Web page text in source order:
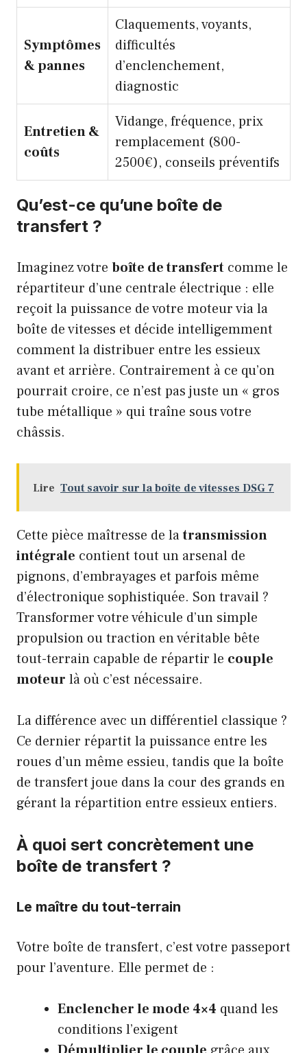
Symptômes
& pannes
Claquements, voyants,
difficultés
d’enclenchement,
diagnostic
Entretien &
coûts
Vidange, fréquence, prix
remplacement (800-
2500€), conseils préventifs
Qu’est-ce qu’une boîte de
transfert ?
Imaginez votre boîte de transfert comme le
répartiteur d’une centrale électrique : elle
reçoit la puissance de votre moteur via la
boîte de vitesses et décide intelligemment
comment la distribuer entre les essieux
avant et arrière. Contrairement à ce qu’on
pourrait croire, ce n’est pas juste un « gros
tube métallique » qui traîne sous votre
châssis.
Lire Tout savoir sur la boîte de vitesses DSG 7
Cette pièce maîtresse de latransmission
intégrale contient tout un arsenal de
pignons, d’embrayages et parfois même
d’électronique sophistiquée. Son travail ?
Transformer votre véhicule d’un simple
propulsion ou traction en véritable bête
tout-terrain capable de répartir le couple
moteur là où c’est nécessaire.
La différence avec un différentiel classique ?
Ce dernier répartit la puissance entre les
roues d’un même essieu, tandis que la boîte
de transfert joue dans la cour des grands en
gérant la répartition entre essieux entiers.
À quoi sert concrètement une
boîte de transfert ?
Le maître du tout-terrain
Votre boîte de transfert, c’est votre passeport
pour l’aventure. Elle permet de :
Enclencher le mode 4×4 quand les
conditions l’exigent